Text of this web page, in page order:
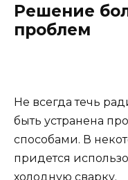
Решение
проблем
Не всегда течь
быть устранена
способами. В
придется
холодную сварку.